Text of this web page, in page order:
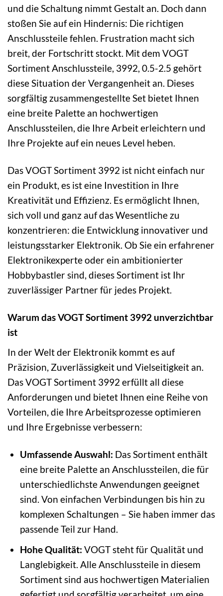
und die Schaltung nimmt Gestalt an. Doch dann
stoßen Sie auf ein Hindernis: Die richtigen
Anschlussteile fehlen. Frustration macht sich
breit, der Fortschritt stockt. Mit dem VOGT
Sortiment Anschlussteile, 3992, 0.5-2.5 gehört
diese Situation der Vergangenheit an. Dieses
sorgfältig zusammengestellte Set bietet Ihnen
eine breite Palette an hochwertigen
Anschlussteilen, die Ihre Arbeit erleichtern und
Ihre Projekte auf ein neues Level heben.
Das VOGT Sortiment 3992 ist nicht einfach nur
ein Produkt, es ist eine Investition in Ihre
Kreativität und Effizienz. Es ermöglicht Ihnen,
sich voll und ganz auf das Wesentliche zu
konzentrieren: die Entwicklung innovativer und
leistungsstarker Elektronik. Ob Sie ein erfahrener
Elektronikexperte oder ein ambitionierter
Hobbybastler sind, dieses Sortiment ist Ihr
zuverlässiger Partner für jedes Projekt.
Warum das VOGT Sortiment 3992 unverzichtbar
ist
In der Welt der Elektronik kommt es auf
Präzision, Zuverlässigkeit und Vielseitigkeit an.
Das VOGT Sortiment 3992 erfüllt all diese
Anforderungen und bietet Ihnen eine Reihe von
Vorteilen, die Ihre Arbeitsprozesse optimieren
und Ihre Ergebnisse verbessern:
Umfassende Auswahl: Das Sortiment enthält
eine breite Palette an Anschlussteilen, die für
unterschiedlichste Anwendungen geeignet
sind. Von einfachen Verbindungen bis hin zu
komplexen Schaltungen – Sie haben immer das
passende Teil zur Hand.
Hohe Qualität: VOGT steht für Qualität und
Langlebigkeit. Alle Anschlussteile in diesem
Sortiment sind aus hochwertigen Materialien